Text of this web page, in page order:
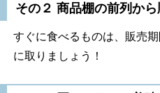
その２ 商品棚の前列から
すぐに食べるものは、販売
に取りましょう！